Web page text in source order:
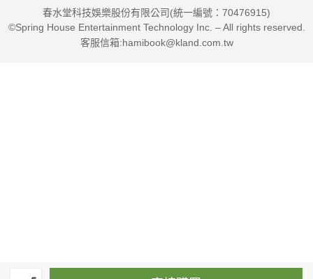
春水堂科技娛樂股份有限公司(統一編號：70476915)
©Spring House Entertainment Technology Inc. – All rights reserved.
客服信箱:hamibook@kland.com.tw